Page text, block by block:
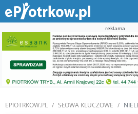
reklama
EPIOTRKOW.PL SŁOWA KLUCZOWE